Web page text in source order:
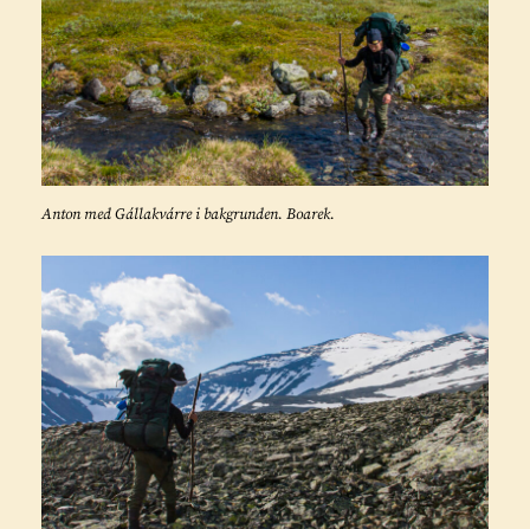
Anton med Gállakvárre i bakgrunden. Boarek.